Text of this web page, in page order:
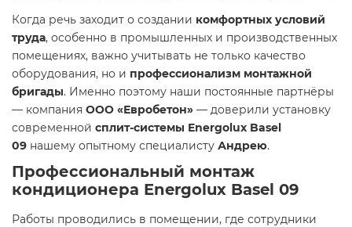
Когда речь заходит о создании комфортных условий
труда, особенно в промышленных и производственных
помещениях, важно учитывать не только качество
оборудования, но и профессионализм монтажной
бригады. Именно поэтому наши постоянные партнёры
— компания ООО «Евробетон» — доверили установку
современной сплит-системы Energolux Basel
09 нашему опытному специалисту Андрею.
Профессиональный монтаж
кондиционера Energolux Basel 09
Работы проводились в помещении, где сотрудники